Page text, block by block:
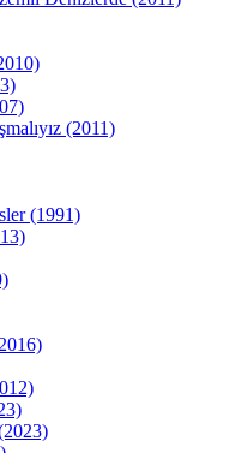
(2011)
(1991)